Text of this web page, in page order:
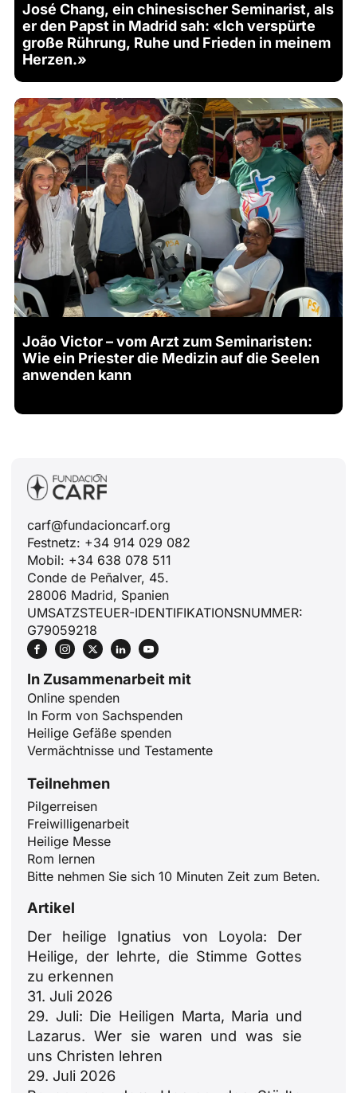
José Chang, ein chinesischer Seminarist, als
er den Papst in Madrid sah: «Ich verspürte
große Rührung, Ruhe und Frieden in meinem
Herzen.»
João Victor – vom Arzt zum Seminaristen:
Wie ein Priester die Medizin auf die Seelen
anwenden kann
carf@fundacioncarf.org
Festnetz: +34 914 029 082
Mobil: +34 638 078 511
Conde de Peñalver, 45.
28006 Madrid, Spanien
UMSATZSTEUER-IDENTIFIKATIONSNUMMER:
G79059218
In Zusammenarbeit mit
Online spenden
In Form von Sachspenden
Heilige Gefäße spenden
Vermächtnisse und Testamente
Teilnehmen
Pilgerreisen
Freiwilligenarbeit
Heilige Messe
Rom lernen
Bitte nehmen Sie sich 10 Minuten Zeit zum Beten.
Artikel
Der heilige Ignatius von Loyola: Der
Heilige, der lehrte, die Stimme Gottes
zu erkennen
31. Juli 2026
29. Juli: Die Heiligen Marta, Maria und
Lazarus. Wer sie waren und was sie
uns Christen lehren
29. Juli 2026